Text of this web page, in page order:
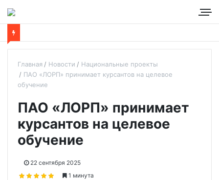
Главная Новости
Национальные проекты
ПАО «ЛОРП» принимает курсантов на целевое
обучение
ПАО «ЛОРП» принимает
курсантов на целевое
обучение
22 сентября 2025
1 минута